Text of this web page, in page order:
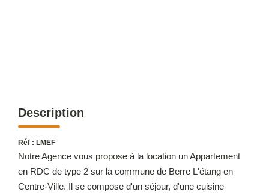
Description
Réf : LMEF
Notre Agence vous propose à la location un Appartement
en RDC de type 2 sur la commune de Berre L'étang en
Centre-Ville. Il se compose d'un séjour, d'une cuisine